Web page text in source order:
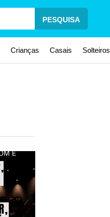
PESQUISA
Crianças Casais Solteiros